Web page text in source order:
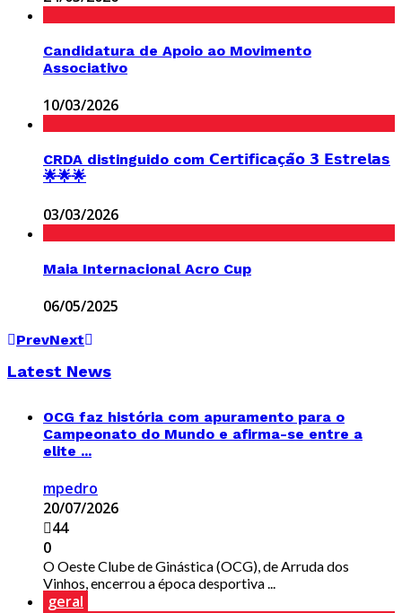
Candidatura de Apoio ao Movimento
Associativo
10/03/2026
CRDA distinguido com 𝗖𝗲𝗿𝘁𝗶𝗳𝗶𝗰𝗮𝗰̧𝗮̃𝗼 𝟯 𝗘𝘀𝘁𝗿𝗲𝗹𝗮𝘀
🌟🌟🌟
03/03/2026
Maia Internacional Acro Cup
06/05/2025
PrevNext
Latest News
OCG faz história com apuramento para o
Campeonato do Mundo e afirma-se entre a
elite ...
mpedro
20/07/2026
44
0
O Oeste Clube de Ginástica (OCG), de Arruda dos
Vinhos, encerrou a época desportiva ...
geral